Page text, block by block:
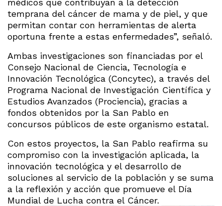
temprana del cáncer de mama y de piel, y que
permitan contar con herramientas de alerta
oportuna frente a estas enfermedades”, señaló.
Ambas investigaciones son financiadas por el
Consejo Nacional de Ciencia, Tecnología e
Innovación Tecnológica (Concytec), a través del
Programa Nacional de Investigación Científica y
Estudios Avanzados (Prociencia), gracias a
fondos obtenidos por la San Pablo en
concursos públicos de este organismo estatal.
Con estos proyectos, la San Pablo reafirma su
compromiso con la investigación aplicada, la
innovación tecnológica y el desarrollo de
soluciones al servicio de la población y se suma
a la reflexión y acción que promueve el Día
Mundial de Lucha contra el Cáncer.